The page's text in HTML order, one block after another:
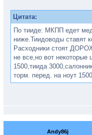
Цитата:
По тииде: МКПП едет
ниже.Тиидоводы ставят
Расходники стоят
не все,но вот
1500,тиида
торм. перед. на ноут
Andy86j